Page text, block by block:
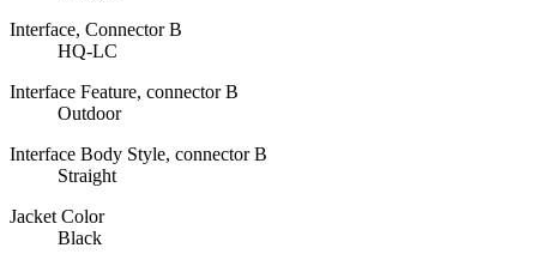
Interface, Connector B
HQ-LC
Interface Feature, connector B
Outdoor
Interface Body Style, connector B
Straight
Jacket Color
Black